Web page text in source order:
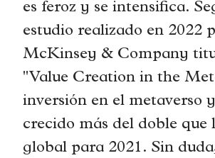
es feroz y se intensifica.
estudio realizado en 2022
McKinsey & Company
"Value Creation in the
inversión en el metaverso
crecido más del doble que
global para 2021. Sin